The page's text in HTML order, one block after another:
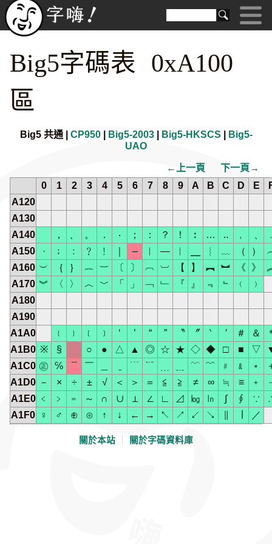
Big5字碼表 0xA100
區
Big5 共通 | CP950| Big5-2003| Big5-HKSCS
Big5-
UAO
←上一頁
下一頁→
0
1 2 3 4 5 6 7 8 9 A B C D E
A120
A130
A140
， 。 ． ‧ ； ： ？ ！ ︰ … ‥ ﹐
A150
· ﹔ ﹕ ﹖ ﹗ – ︱ — ︳ ︴ ﹏ （ ）
A160 ︶ ｛ ｝ ︷ ︸ 〔 〕 ︹ ︺ 【 】 ︻ ︼ 《 》
A170 ︾ 〈 〉 ︿ ﹀ 「 」 ﹁ ﹂ 『 』 ﹃ ﹄ ﹙
﹚
A180
A190
A1A0
﹛ ﹜ ﹝ ﹞ ‘ ’ “ ” 〝 〞 ‵ ′ ＃ ＆
A1B0 ※ § ○ ● △ ▲ ◎ ☆ ★ ◇ ◆ □ ■ ▽
A1C0 ㊣ ℅ ¯ ￣ ﹉ ﹊ ﹋ ﹌ ﹟ ﹠ ﹡
A1D0 － × ÷ ± √ ＜ ＞ ＝ ≦ ≧ ≠ ∞ ≒ ≡ ﹢
A1E0 ﹤ ﹥ ﹦ ～ ∩ ∪ ⊥ ∠ ∟ ⊿ ㏒ ㏑ ∫ ∮ ∵
A1F0
♀ ♂ ⊕ ⊙ ↑ ↓ ← → ↖ ↗ ↙ ↘ ／
關於本站 關於字碼資料庫